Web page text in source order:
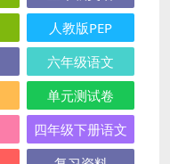
人教版PEP
六年级语文
单元测试卷
四年级下册语文